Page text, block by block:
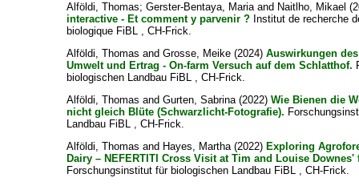
Alföldi, Thomas;Gerster-Bentaya, Mariaand Naitlho, Mikael
interactive - Et comment y parvenir ? Institut de recherche
biologique FiBL , CH-Frick.
Alföldi, Thomas andGrosse, Meike (2024)Auswirkungen
Umwelt und Ertrag - On-farm Versuch auf dem Schlatthof.
biologischen Landbau FiBL , CH-Frick.
Alföldi, Thomas andGurten, Sabrina(2022)Wie Bienen die
nicht gleich Blüte (Schwarzlicht-Fotografie).
Landbau FiBL , CH-Frick.
Alföldi, Thomas and Hayes, Martha(2022) Exploring
Dairy – NEFERTITI Cross Visit at Tim and Louise Downes'
Forschungsinstitut für biologischen Landbau FiBL , CH-Frick.